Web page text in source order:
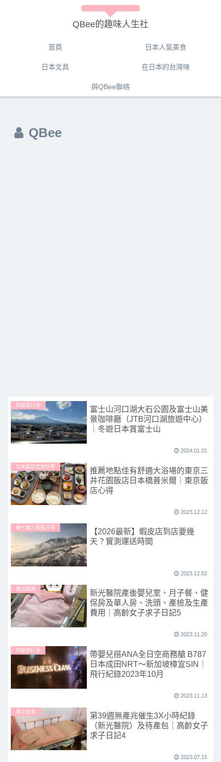
QBee的趣味人生社
首頁 日本人氣美食
日本文具 在日本的台灣味
與QBee聯絡
QBee
到處旅行去
富士山河口湖大石公園及富士山美
景咖啡廳（JTB河口湖旅遊中心）
｜冬遊日本賞富士山
2024.01.01
日本飯店住宿分享
推薦地點佳有舒適大浴場的東京三
井花園飯店日本橋普米爾｜東京飯
店心得
2023.12.12
雜七雜八經驗分享
【2026最新】蝦皮店到店要幾
天？實測運送時間
2023.12.02
育兒點滴
新光醫院產後嬰兒室、月子餐、健
保房及單人房、洗頭、產檢及生產
費用｜高齡女子求子日記5
2023.11.20
到處旅行去
帶嬰兒搭ANA全日空商務艙 B787
日本成田NRT～新加坡樟宜SIN｜
飛行紀錄2023年10月
2023.11.13
育兒點滴
第39週無產兆催生3X小時紀錄
（新光醫院）及待產包｜高齡女子
求子日記4
2023.07.15